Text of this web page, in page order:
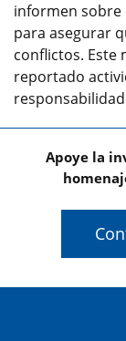
informen sobre
para asegurar
conflictos. Este
reportado
Apoye la